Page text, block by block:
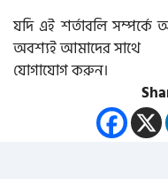
যদি এই শর্তাবলি
অবশ্যই আমাদের সাথে
যোগাযোগ করুন।